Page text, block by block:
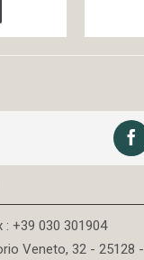
: +39 030 301904
Veneto, 32 - 25128 -